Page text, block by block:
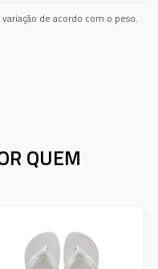
de acordo com o peso.
QUEM